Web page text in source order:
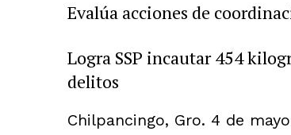
Evalúa acciones de
Logra SSP incautar 454
delitos
Chilpancingo, Gro. 4 de